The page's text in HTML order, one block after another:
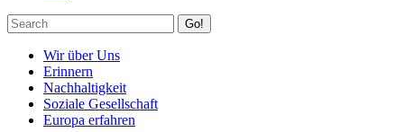
Go!
Wir über Uns
Erinnern
Nachhaltigkeit
Soziale Gesellschaft
Europa erfahren